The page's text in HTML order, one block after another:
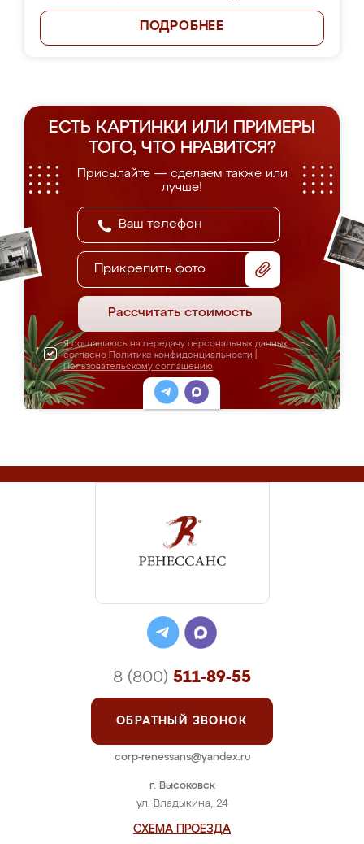
ПОДРОБНЕЕ
ЕСТЬ КАРТИНКИ ИЛИ ПРИМЕРЫ
ТОГО, ЧТО НРАВИТСЯ?
Присылайте — сделаем также или
лучше!
Прикрепить фото
Рассчитать стоимость
Я соглашаюсь на передачу персональных данных
согласно Политике конфиденциальности
Пользовательскому соглашению
г. Высоковск
ул. Владыкина, 24
СХЕМА ПРОЕЗДА
8 (800) 511-89-55
ОБРАТНЫЙ ЗВОНОК
corp-renessans@yandex.ru